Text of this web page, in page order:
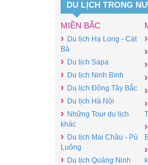
DU LỊCH TRONG
MIỀN BẮC
› Du lịch Hạ Long - Cát
Bà
› Du lịch Sapa
› Du lịch Ninh Bình
› Du lịch Đông Tây Bắc
› Du lịch Hà Nội
› Những Tour du lịch
khác
› Du lịch Mai Châu - Pù
Luông
› Du lịch Quảng Ninh
›
›
›
›
›
›
›
›